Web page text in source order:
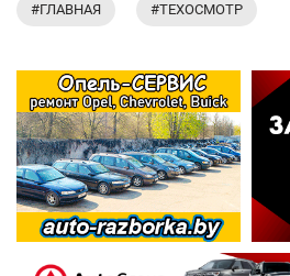
#ГЛАВНАЯ #ТЕХОСМОТР